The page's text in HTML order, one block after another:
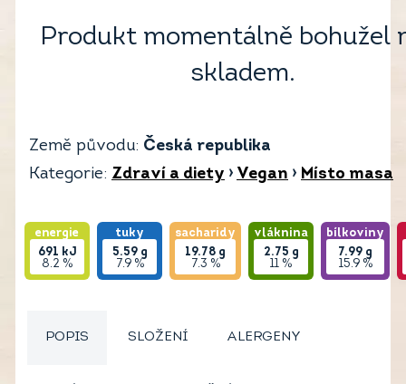
Produkt momentálně bohužel
skladem.
Země původu: Česká republika
Kategorie: Zdraví a diety › Vegan › Místo masa
energie
691 kJ
8.2 %
tuky
5.59 g
7.9 %
sacharidy
19.78 g
7.3 %
vláknina
2.75 g
11 %
bílkoviny
7.99 g
15.9 %
POPIS SLOŽENÍ ALERGENY